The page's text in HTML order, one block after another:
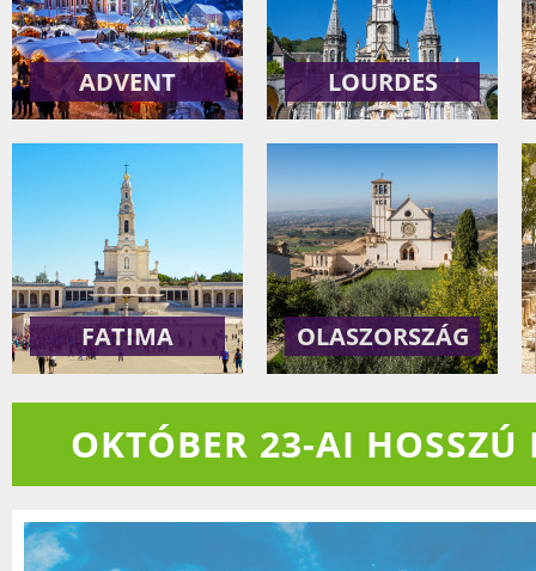
ADVENT LOURDES
FATIMA OLASZORSZÁG
OKTÓBER 23-AI HOSSZÚ